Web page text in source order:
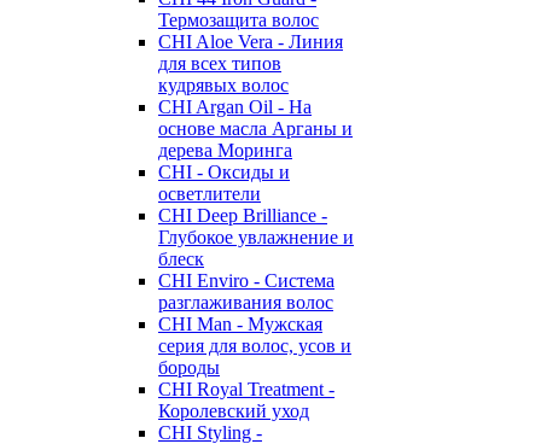
Термозащита волос
CHI Aloe Vera - Линия
для всех типов
кудрявых волос
CHI Argan Oil - На
основе масла Арганы и
дерева Моринга
CHI - Оксиды и
осветлители
CHI Deep Brilliance -
Глубокое увлажнение и
блеск
CHI Enviro - Система
разглаживания волос
CHI Man - Мужская
серия для волос, усов и
бороды
CHI Royal Treatment -
Королевский уход
CHI Styling -